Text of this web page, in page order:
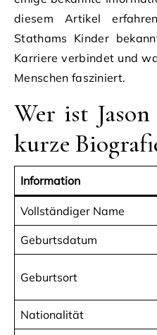
diesem Artikel
Stathams Kinder
Karriere verbindet und
Menschen fasziniert.
Wer ist
kurze
Information
Vollständiger Name
Geburtsdatum
Geburtsort
Nationalität